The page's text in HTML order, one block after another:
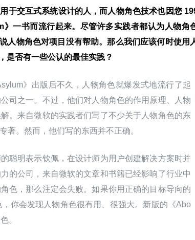
于交互式系统设计的人，而人物角色技术也因您
一书而流行起来。尽管许多实践者都认为人物角
人物角色对项目没有帮助。那么我们应该何时使用
是否有一些公认的最佳实践？
》出版后不久，人物角色就爆发式地流行了起
司之一。不过，他们对人物角色的作用原理、人物
。来自微软的实践者们写了不少关于人物角色的东
著。然而，他们写的东西并不正确。
聪明表示钦佩，在设计师为用户创建解决方案时并
的公司，来自微软的文章和书籍已经影响了行业中
色，那么注定会失败。如果你用正确的目标导向的
你会发现人物角色很有用、很强大。新版的《Abo
。